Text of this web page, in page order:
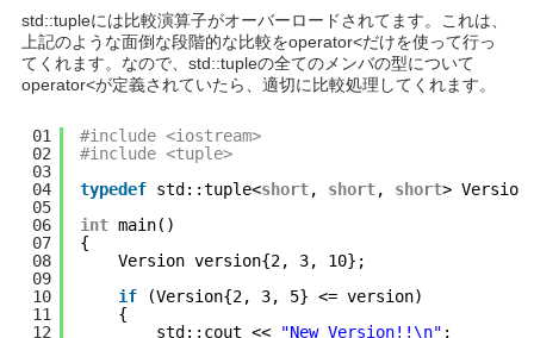
std::tupleには比較演算子がオーバーロードされてます。これは、
上記のような面倒な段階的な比較をoperator<だけを使って行っ
てくれます。なので、std::tupleの全てのメンバの型について
operator<が定義されていたら、適切に比較処理してくれます。
01
02
03
04
05
06
07
08
09
10
11
12
#include <iostream>
#include <tuple>
typedef std::tuple<short, short, short>
int main()
{
Version version{2, 3, 10};
if
(Version{2, 3, 5} <= version)
{
std::cout << "New Version!!\n" ;